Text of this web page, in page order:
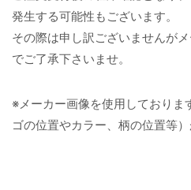
発生する可能性もございます。
その際は申し訳ございませんが
でご了承下さいませ。
※メーカー画像を使用しておりま
ゴの位置やカラー、柄の位置等